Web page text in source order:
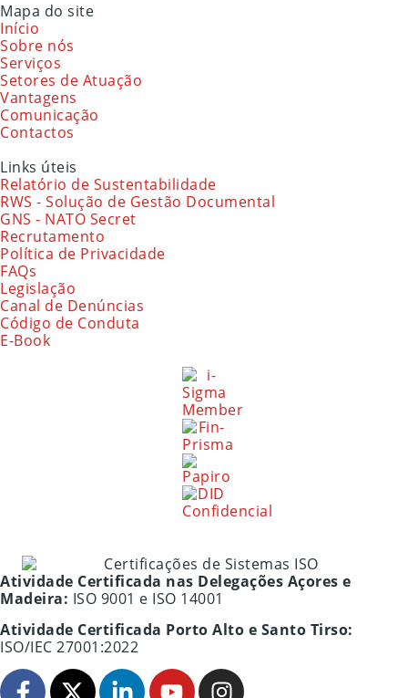
Mapa do site
Início
Sobre nós
Serviços
Setores de Atuação
Vantagens
Comunicação
Contactos
Links úteis
Relatório de Sustentabilidade
RWS - Solução de Gestão Documental
GNS - NATO Secret
Recrutamento
Política de Privacidade
FAQs
Legislação
Canal de Denúncias
Código de Conduta
E-Book
Atividade Certificada nas Delegações Açores e
Madeira: ISO 9001 e ISO 14001
Atividade Certificada Porto Alto e Santo Tirso:
ISO/IEC 27001:2022